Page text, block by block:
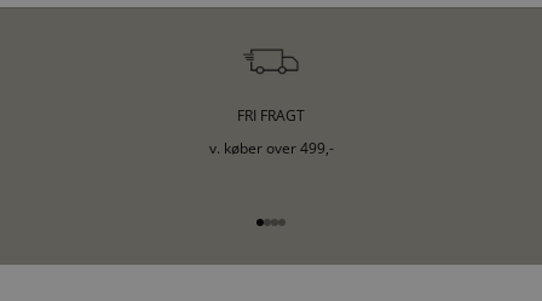
FRI FRAGT
v. køber over 499,-
Gå til element 1
Gå til element 2
Gå til element 3
Gå til element 4